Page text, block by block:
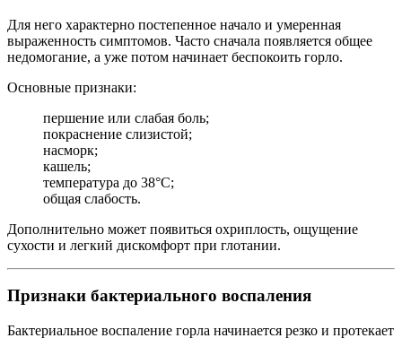
Для него характерно постепенное начало и умеренная
выраженность симптомов. Часто сначала появляется общее
недомогание, а уже потом начинает беспокоить горло.
Основные признаки:
першение или слабая боль;
покраснение слизистой;
насморк;
кашель;
температура до 38°C;
общая слабость.
Дополнительно может появиться охриплость, ощущение
сухости и легкий дискомфорт при глотании.
Признаки бактериального воспаления
Бактериальное воспаление горла начинается резко и протекает